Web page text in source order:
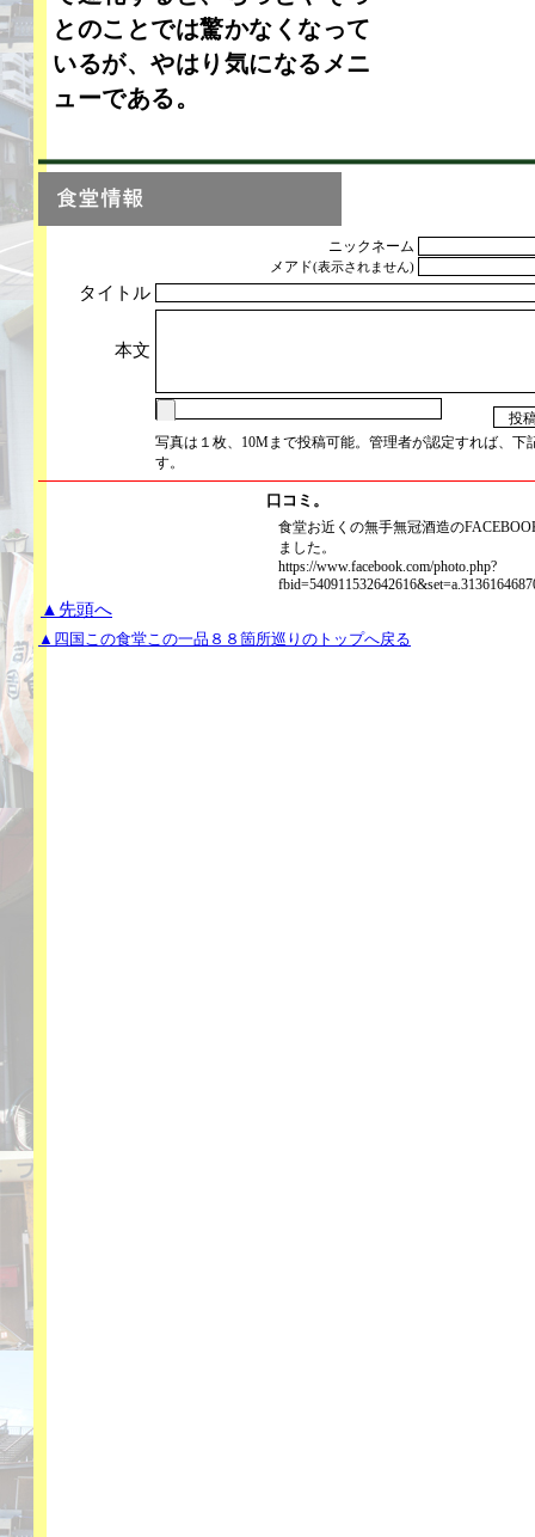
とのことでは驚かなくなって
いるが、やはり気になるメニ
ューである。
ニックネーム
メアド(表示されません)
タイトル
本文
写真は１枚、10Mまで投稿可能。管理者が認定すれば、下
す。
口コミ。
食堂お近くの無手無冠酒造の
ました。
https://www.facebook.com/photo.php?
▲先頭へ
▲四国この食堂この一品８８箇所巡りのトップへ戻る